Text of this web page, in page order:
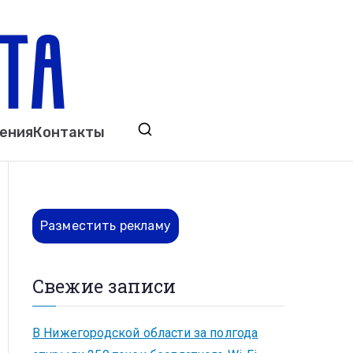
Выкса. Муром. Кулебаки. Навашино,
Контакты
Разместить рекламу
Свежие записи
В Нижегородской области за полгода